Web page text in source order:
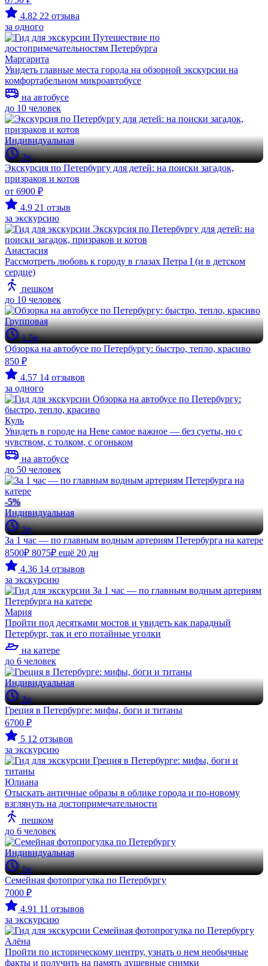
4.82 22 отзыва
за одного
Маргарита
Увидеть главные места города на обзорной экскурсии на
комфортабельном микроавтобусе
на автобусе
до 10 человек
Индивидуальная
2ч
Экскурсия по Петербургу для детей: на поиски загадок,
призраков и котов
от 6900 ₽
4.9 21 отзыв
за экскурсию
Анастасия
Рассмотреть любовь к городу в глазах Петра I (и в детском
сердце)
пешком
до 10 человек
Групповая
1.5ч
Обзорка на автобусе по Петербургу: быстро, тепло, красиво
850 ₽
4.57 14 отзывов
за одного
Куль
Увидеть в городе на Неве самое важное — без суеты, но с
чувством, с толком, с огоньком
на автобусе
до 50 человек
-5%
Индивидуальная
1ч
За 1 час — по главным водным артериям Петербурга на катере
8500₽ 8075₽ ещё 20 дн
4.36 14 отзывов
за экскурсию
Мария
Пройти под десятками мостов и увидеть как парадный
Петербург, так и его потайные уголки
на катере
до 6 человек
Индивидуальная
2ч
Греция в Петербурге: мифы, боги и титаны
6700 ₽
5 12 отзывов
за экскурсию
Юлиана
Отыскать античные образы в облике города и по-новому
взглянуть на достопримечательности
пешком
до 6 человек
Индивидуальная
1ч
Семейная фотопрогулка по Петербургу
7000 ₽
4.91 11 отзывов
за экскурсию
Алёна
Пройти по историческому центру, узнать о нем необычные
факты и получить на память душевные снимки